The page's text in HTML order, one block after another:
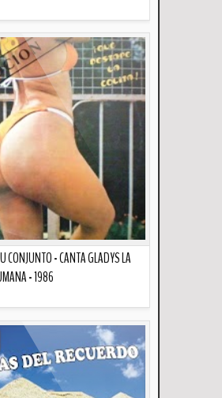
CONJUNTO - CANTA GLADYS LA
- 1986